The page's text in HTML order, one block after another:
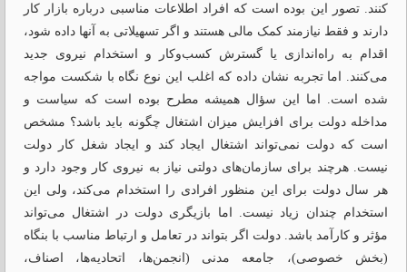
کنند. تصور این بوده است که افراد اطلاعات مناسبی درباره بازار کار
دارند و فقط نیازمند کمک مالی هستند و اگر تسهیلاتی به آنها داده شود،
اقدام به راه‌اندازی یا گسترش کسب‌و‌کار و استخدام نیروی جدید
می‌کنند. اما تجربه نشان داده که اغلب این نوع نگاه با شکست مواجه
شده است. اما این سؤال همیشه مطرح بوده است که سیاست و
مداخله دولت برای افزایش میزان اشتغال چگونه باید باشد؟ مشخص
است که دولت نمی‌تواند اشتغال ایجاد کند و ایجاد شغل کار دولت
نیست. هرچند برای سازمان‌های دولتی نیاز به نیروی کار وجود دارد و
هر سال دولت برای این منظور افرادی را استخدام می‌کند، ولی این
استخدام چندان زیاد نیست. اما بازیگری دولت در اشتغال می‌تواند
مؤثر و کارآمد باشد. دولت اگر بتواند در تعامل و ارتباط مناسب با بنگاه‌
(بخش خصوصی)، جامعه مدنی (انجمن‌ها، اتحادیه‌ها، اصناف،